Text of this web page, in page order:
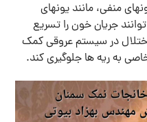
منفی، مانند یونهای
جریان خون را تسریع
در سیستم عروقی کمک
به ریه ها جلوگیری کند.